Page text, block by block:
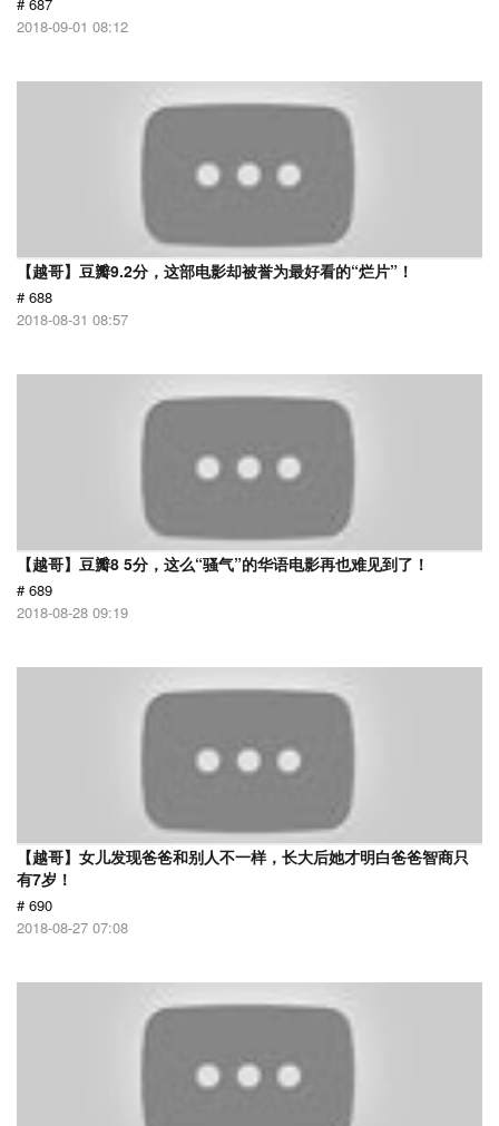
2018-09-01 08:12
【越哥】豆瓣9.2分，这部电影却被誉为最好看的“烂片”！
# 688
2018-08-31 08:57
【越哥】豆瓣8 5分，这么“骚气”的华语电影再也难见到了！
# 689
2018-08-28 09:19
【越哥】女儿发现爸爸和别人不一样，长大后她才明白爸爸智商只
有7岁！
# 690
2018-08-27 07:08